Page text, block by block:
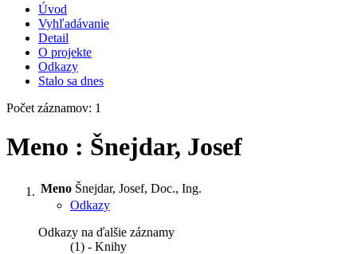
Úvod
Vyhľadávanie
Detail
O projekte
Odkazy
Stalo sa dnes
Počet záznamov: 1
Meno : Šnejdar, Josef
Meno Šnejdar, Josef, Doc., Ing.
Odkazy
Odkazy na ďalšie záznamy
(1) - Knihy